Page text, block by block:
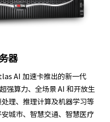
器
AI 加速卡推出的新一代
强算力、全场景 AI 和开放生
理、推理计算及机器学习等
城市、智慧交通、智慧医疗